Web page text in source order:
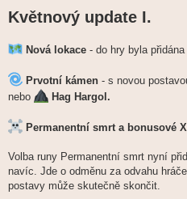
í
s
ě
v
k
Květnový update I.
Nová lokace - do hry byla
Prvotní kámen - s novou
nebo
Hag Hargol.
Permanentní smrt a bonusové
Volba runy Permanentní smrt nyní
navíc. Jde o odměnu za odvahu
postavy může skutečně skončit.